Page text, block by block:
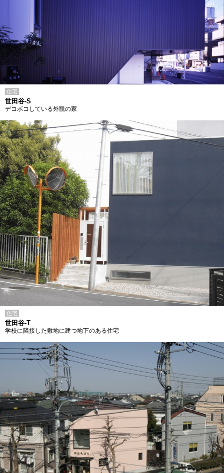
住宅
世田谷-S
デコボコしている外観の家
住宅
世田谷-T
学校に隣接した敷地に建つ地下のある住宅